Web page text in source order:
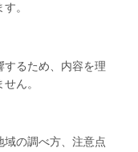
。
するため、内容を理
ん。
の調べ方、注意点